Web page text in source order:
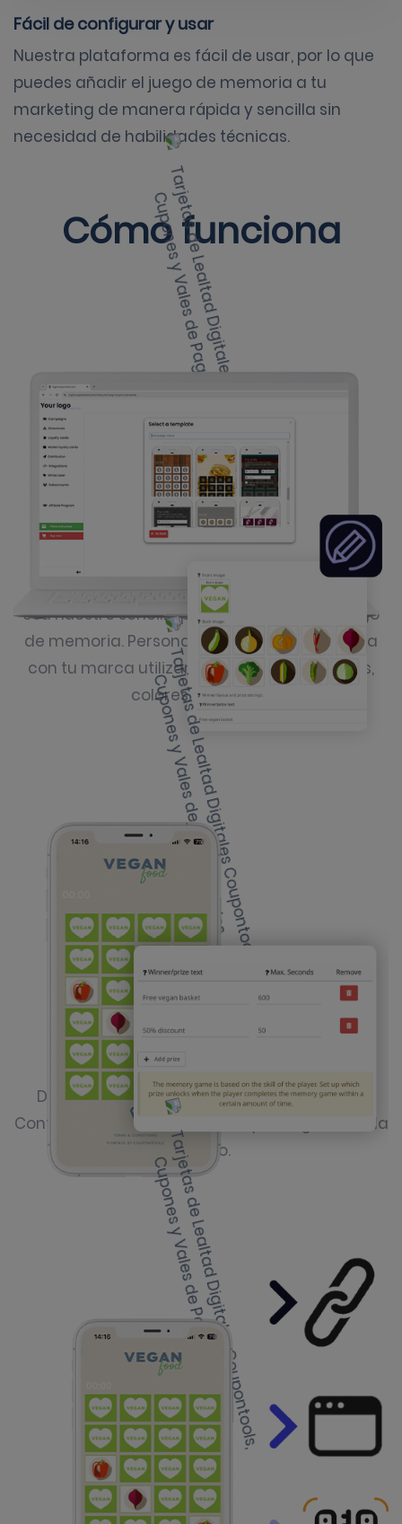
Fácil de configurar y usar
Nuestra plataforma es fácil de usar, por lo que
puedes añadir el juego de memoria a tu
marketing de manera rápida y sencilla sin
necesidad de habilidades técnicas.
Cómo funciona
Configuración sencilla
Usa nuestro sencillo panel para crear tu juego
de memoria. Personalízalo para que coincida
con tu marca utilizando diferentes símbolos,
colores y premios.
Elige premios
Decide qué premios o descuentos ofrecer.
Controla la frecuencia con la que se gana cada
premio.